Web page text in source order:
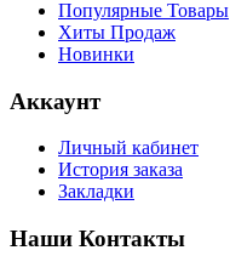
Популярные Товары
Хиты Продаж
Новинки
Аккаунт
Личный кабинет
История заказа
Закладки
Наши Контакты